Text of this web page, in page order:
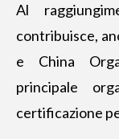
Al
contribuisce,
e China
principale
certificazione